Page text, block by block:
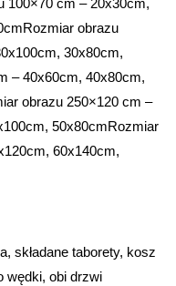
100×70 cm – 20x30cm,
obrazu
30x80cm,
– 40x60cm, 40x80cm,
obrazu 250×120 cm –
50x80cmRozmiar
60x140cm,
składane taborety, kosz
wędki, obi drzwi